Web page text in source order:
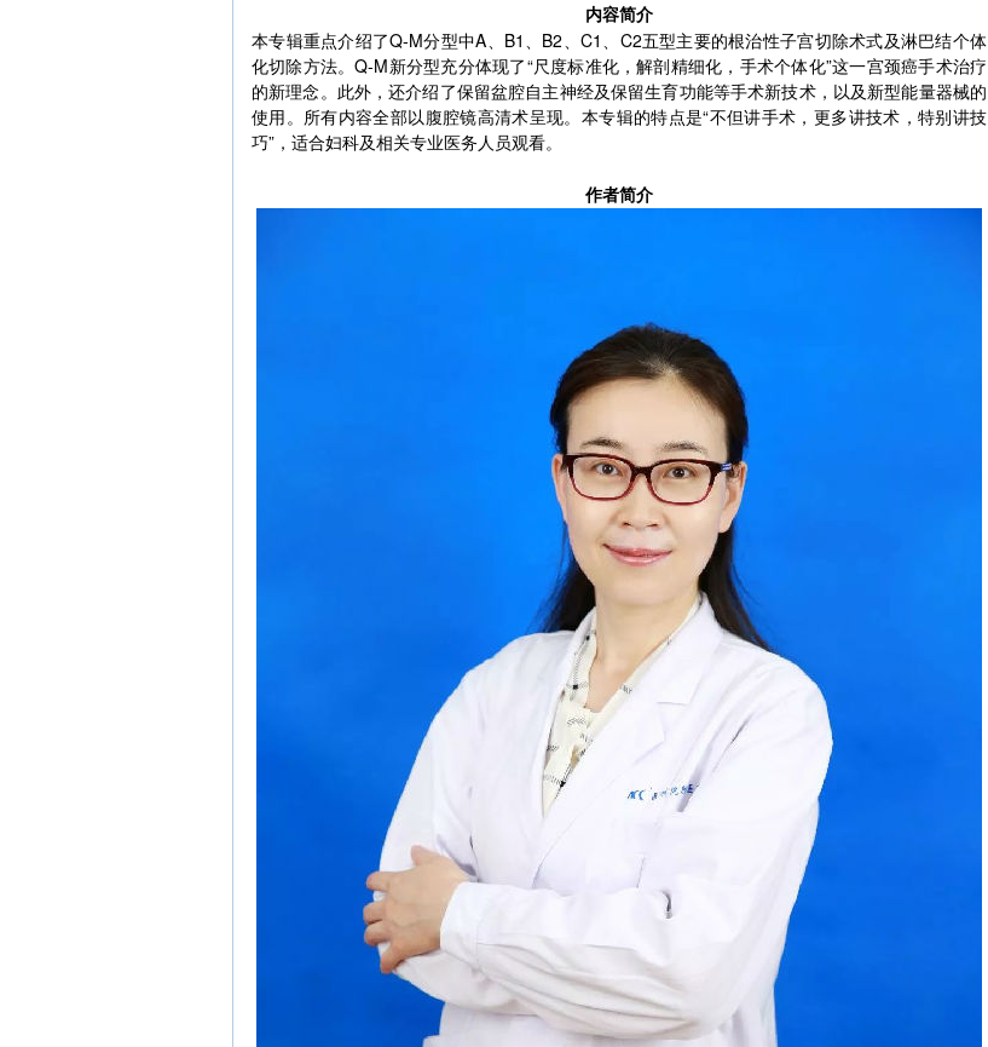
内容简介
本专辑重点介绍了Q-M分型中A、B1、B2、C1、C2五型主要的根治性子宫切除术式及淋巴结个体
化切除方法。Q-M新分型充分体现了“尺度标准化，解剖精细化，手术个体化”这一宫颈癌手术治疗
的新理念。此外，还介绍了保留盆腔自主神经及保留生育功能等手术新技术，以及新型能量器械的
使用。所有内容全部以腹腔镜高清术呈现。本专辑的特点是“不但讲手术，更多讲技术，特别讲技
巧”，适合妇科及相关专业医务人员观看。
作者简介